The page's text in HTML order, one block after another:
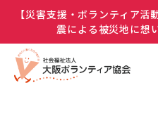
【災害支援・ボランティア活
震による被災地に想